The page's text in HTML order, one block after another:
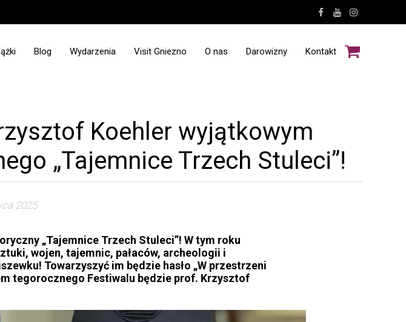
Blog Wydarzenia Visit Gniezno O nas Darowizny Kontakt
Koehler wyjątkowym
„Tajemnice Trzech Stuleci”!
„Tajemnice Trzech Stuleci”! W tym roku
wojen, tajemnic, pałaców, archeologii i
Towarzyszyć im będzie hasło „W przestrzeni
tegorocznego Festiwalu będzie prof. Krzysztof
2025